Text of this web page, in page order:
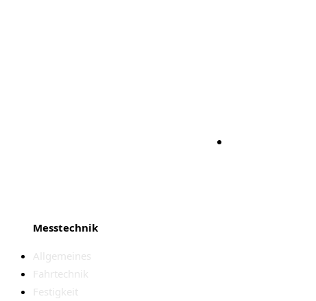
Messtechnik
Allgemeines
Fahrtechnik
Festigkeit